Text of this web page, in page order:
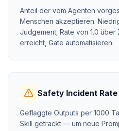
Anteil der vom Agenten
Menschen akzeptieren.
Judgement; Rate von 1.0
erreicht, Gate automatisieren.
Safety Incident Rate
Geflaggte Outputs per 1000
Skill getrackt — um neue